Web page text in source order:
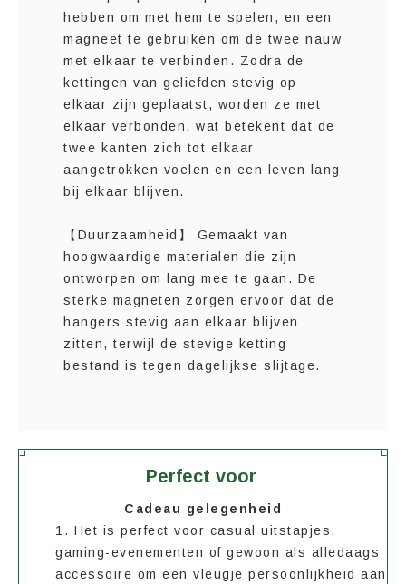
hebben om met hem te spelen, en een
magneet te gebruiken om de twee nauw
met elkaar te verbinden. Zodra de
kettingen van geliefden stevig op
elkaar zijn geplaatst, worden ze met
elkaar verbonden, wat betekent dat de
twee kanten zich tot elkaar
aangetrokken voelen en een leven lang
bij elkaar blijven.
【Duurzaamheid】 Gemaakt van
hoogwaardige materialen die zijn
ontworpen om lang mee te gaan. De
sterke magneten zorgen ervoor dat de
hangers stevig aan elkaar blijven
zitten, terwijl de stevige ketting
bestand is tegen dagelijkse slijtage.
Perfect voor
Cadeau gelegenheid
1. Het is perfect voor casual uitstapjes,
gaming-evenementen of gewoon als alledaags
accessoire om een vleugje persoonlijkheid aan